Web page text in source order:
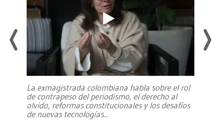
La exmagistrada colombiana habla sobre el rol
de contrapeso del periodismo, el derecho al
olvido, reformas constitucionales y los desafíos
de nuevas tecnologías...